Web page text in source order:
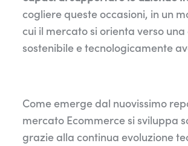
cogliere queste occasioni, in un
cui il mercato si orienta verso
sostenibile e tecnologicamente
Come emerge dal nuovissimo
mercato Ecommerce si sviluppa
grazie alla continua evoluzione